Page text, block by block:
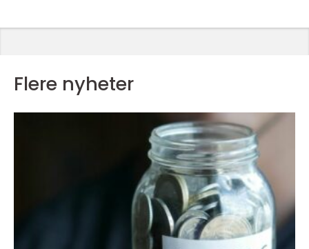
Flere nyheter